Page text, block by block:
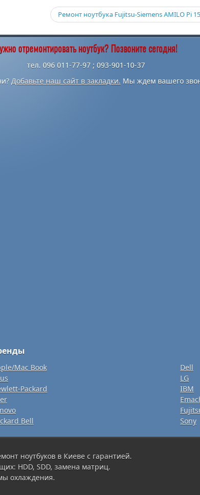
Ремонт ноутбука Fujitsu-Siemens AMILO Pi
отремонтировать ноутбук? Позвоните сегодня!
тел. 096 011-77-97 ; 093-901-10-37
Добавьте наш сайт в закладки. Мы ждем вашего
Mac Book
Packard
Bell
Dell
LG
IBM
Sony
ноутбуков в Киеве с гарантией.
HDD, SDD, замена матриц.
охлаждения.